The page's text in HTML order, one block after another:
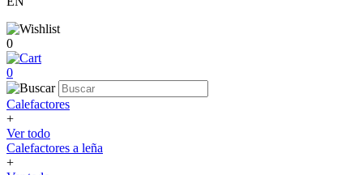
0
0
Calefactores
+
Ver todo
Calefactores a leña
+